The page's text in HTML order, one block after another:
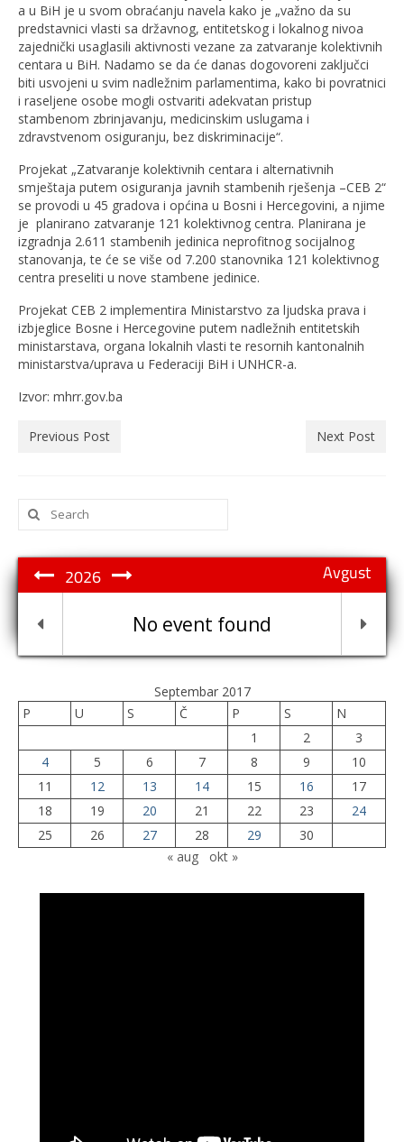
a u BiH je u svom obraćanju navela kako je „važno da su
predstavnici vlasti sa državnog, entitetskog i lokalnog nivoa
zajednički usaglasili aktivnosti vezane za zatvaranje kolektivnih
centara u BiH. Nadamo se da će danas dogovoreni zaključci
biti usvojeni u svim nadležnim parlamentima, kako bi povratnici
i raseljene osobe mogli ostvariti adekvatan pristup
stambenom zbrinjavanju, medicinskim uslugama i
zdravstvenom osiguranju, bez diskriminacije“.
Projekat „Zatvaranje kolektivnih centara i alternativnih
smještaja putem osiguranja javnih stambenih rješenja –CEB 2“
se provodi u 45 gradova i općina u Bosni i Hercegovini, a njime
je planirano zatvaranje 121 kolektivnog centra. Planirana je
izgradnja 2.611 stambenih jedinica neprofitnog socijalnog
stanovanja, te će se više od 7.200 stanovnika 121 kolektivnog
centra preseliti u nove stambene jedinice.
Projekat CEB 2 implementira Ministarstvo za ljudska prava i
izbjeglice Bosne i Hercegovine putem nadležnih entitetskih
ministarstava, organa lokalnih vlasti te resornih kantonalnih
ministarstva/uprava u Federaciji BiH i UNHCR-a.
Izvor: mhrr.gov.ba
Previous Post Next Post
Search
for:
Avgust
2026
No event found
Septembar 2017
P
U S Č P S
N
1
2
3
4
5 6 7 8 9
10
11
12 13 14 15 16
17
18
19 20 21 22 23
24
25
26 27 28 29
30
« aug
okt »